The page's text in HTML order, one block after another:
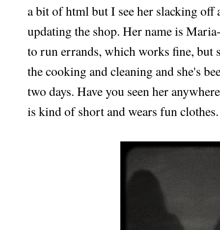
a bit of html but I see her slacking off
updating the shop. Her name is
to run errands, which works fine, but
the cooking and cleaning and she's
two days. Have you seen her
is kind of short and wears fun clothes.